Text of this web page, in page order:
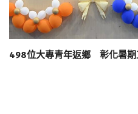
498位大專青年返鄉 彰化暑期